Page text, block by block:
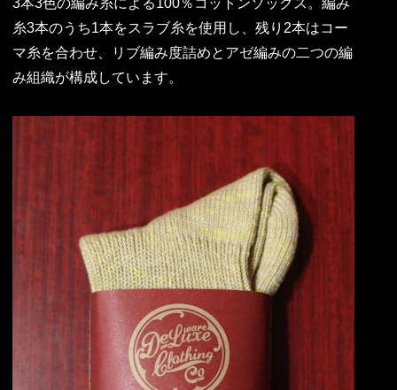
糸3本のうち1本をスラブ糸を使用し、残り2本はコー
マ糸を合わせ、リブ編み度詰めとアゼ編みの二つの編
み組織が構成しています。